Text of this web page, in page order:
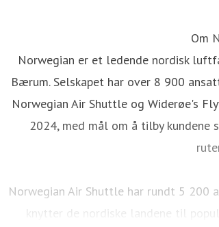
Om
Norwegian er et ledende nordisk
Bærum. Selskapet har over 8 900
Norwegian Air Shuttle og Widerøe's
2024, med mål om å tilby kundene
Norwegian Air Shuttle har rundt 5
knytter de nordiske landene til